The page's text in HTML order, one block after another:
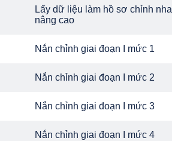
Lấy dữ liệu làm hồ sơ chỉnh nha
nâng cao
Nắn chỉnh giai đoạn I mức 1
Nắn chỉnh giai đoạn I mức 2
Nắn chỉnh giai đoạn I mức 3
Nắn chỉnh giai đoạn I mức 4